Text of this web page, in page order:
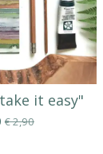
it easy"
€ 2,90